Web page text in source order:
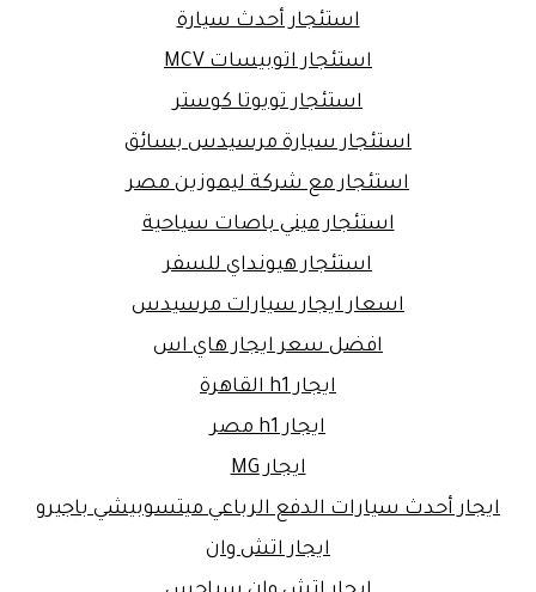
استئجار أحدث سيارة
استئجار اتوبيسات MCV
استئجار تويوتا كوستر
استئجار سيارة مرسيدس بسائق
استئجار مع شركة ليموزين مصر
استئجار ميني باصات سياحية
استئجار هيونداي للسفر
اسعار ايجار سيارات مرسيدس
افضل سعر ايجار هاي اس
ايجار h1 القاهرة
ايجار h1 مصر
ايجار MG
ايجار أحدث سيارات الدفع الرباعي ميتسوبيشي باجيرو
ايجار اتش وان